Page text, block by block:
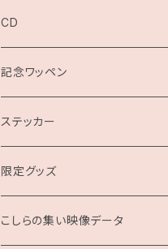
CD
記念ワッペン
ステッカー
限定グッズ
こしらの集い映像データ